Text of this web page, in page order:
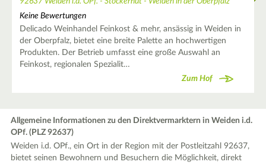
Keine Bewertungen
Delicado Weinhandel Feinkost & mehr, ansässig in Weiden in
der Oberpfalz, bietet eine breite Palette an hochwertigen
Produkten. Der Betrieb umfasst eine große Auswahl an
Feinkost, regionalen Spezialit…
Zum Hof
Allgemeine Informationen zu den Direktvermarktern in Weiden i.d.
OPf. (PLZ 92637)
Weiden i.d. OPf., ein Ort in der Region mit der Postleitzahl 92637,
bietet seinen Bewohnern und Besuchern die Möglichkeit, direkt